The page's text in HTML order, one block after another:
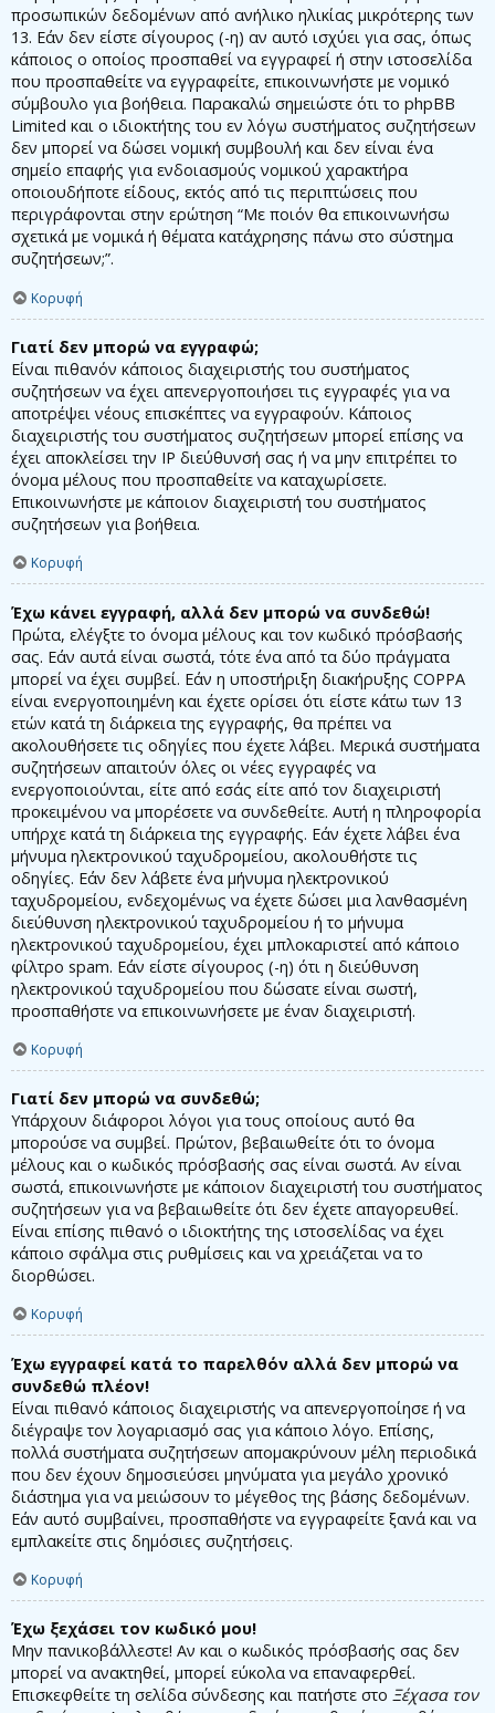
προσωπικών δεδομένων από ανήλικο ηλικίας μικρότερης των
13. Εάν δεν είστε σίγουρος (-η) αν αυτό ισχύει για σας, όπως
κάποιος ο οποίος προσπαθεί να εγγραφεί ή στην ιστοσελίδα
που προσπαθείτε να εγγραφείτε, επικοινωνήστε με νομικό
σύμβουλο για βοήθεια. Παρακαλώ σημειώστε ότι το phpBB
Limited και ο ιδιοκτήτης του εν λόγω συστήματος συζητήσεων
δεν μπορεί να δώσει νομική συμβουλή και δεν είναι ένα
σημείο επαφής για ενδοιασμούς νομικού χαρακτήρα
οποιουδήποτε είδους, εκτός από τις περιπτώσεις που
περιγράφονται στην ερώτηση “Με ποιόν θα επικοινωνήσω
σχετικά με νομικά ή θέματα κατάχρησης πάνω στο σύστημα
συζητήσεων;”.
Κορυφή
Γιατί δεν μπορώ να εγγραφώ;
Είναι πιθανόν κάποιος διαχειριστής του συστήματος
συζητήσεων να έχει απενεργοποιήσει τις εγγραφές για να
αποτρέψει νέους επισκέπτες να εγγραφούν. Κάποιος
διαχειριστής του συστήματος συζητήσεων μπορεί επίσης να
έχει αποκλείσει την IP διεύθυνσή σας ή να μην επιτρέπει το
όνομα μέλους που προσπαθείτε να καταχωρίσετε.
Επικοινωνήστε με κάποιον διαχειριστή του συστήματος
συζητήσεων για βοήθεια.
Κορυφή
Έχω κάνει εγγραφή, αλλά δεν μπορώ να συνδεθώ!
Πρώτα, ελέγξτε το όνομα μέλους και τον κωδικό πρόσβασής
σας. Εάν αυτά είναι σωστά, τότε ένα από τα δύο πράγματα
μπορεί να έχει συμβεί. Εάν η υποστήριξη διακήρυξης COPPA
είναι ενεργοποιημένη και έχετε ορίσει ότι είστε κάτω των 13
ετών κατά τη διάρκεια της εγγραφής, θα πρέπει να
ακολουθήσετε τις οδηγίες που έχετε λάβει. Μερικά συστήματα
συζητήσεων απαιτούν όλες οι νέες εγγραφές να
ενεργοποιούνται, είτε από εσάς είτε από τον διαχειριστή
προκειμένου να μπορέσετε να συνδεθείτε. Αυτή η πληροφορία
υπήρχε κατά τη διάρκεια της εγγραφής. Εάν έχετε λάβει ένα
μήνυμα ηλεκτρονικού ταχυδρομείου, ακολουθήστε τις
οδηγίες. Εάν δεν λάβετε ένα μήνυμα ηλεκτρονικού
ταχυδρομείου, ενδεχομένως να έχετε δώσει μια λανθασμένη
διεύθυνση ηλεκτρονικού ταχυδρομείου ή το μήνυμα
ηλεκτρονικού ταχυδρομείου, έχει μπλοκαριστεί από κάποιο
φίλτρο spam. Εάν είστε σίγουρος (-η) ότι η διεύθυνση
ηλεκτρονικού ταχυδρομείου που δώσατε είναι σωστή,
προσπαθήστε να επικοινωνήσετε με έναν διαχειριστή.
Κορυφή
Γιατί δεν μπορώ να συνδεθώ;
Υπάρχουν διάφοροι λόγοι για τους οποίους αυτό θα
μπορούσε να συμβεί. Πρώτον, βεβαιωθείτε ότι το όνομα
μέλους και ο κωδικός πρόσβασής σας είναι σωστά. Αν είναι
σωστά, επικοινωνήστε με κάποιον διαχειριστή του συστήματος
συζητήσεων για να βεβαιωθείτε ότι δεν έχετε απαγορευθεί.
Είναι επίσης πιθανό ο ιδιοκτήτης της ιστοσελίδας να έχει
κάποιο σφάλμα στις ρυθμίσεις και να χρειάζεται να το
διορθώσει.
Κορυφή
Έχω εγγραφεί κατά το παρελθόν αλλά δεν μπορώ να
συνδεθώ πλέον!
Είναι πιθανό κάποιος διαχειριστής να απενεργοποίησε ή να
διέγραψε τον λογαριασμό σας για κάποιο λόγο. Επίσης,
πολλά συστήματα συζητήσεων απομακρύνουν μέλη περιοδικά
που δεν έχουν δημοσιεύσει μηνύματα για μεγάλο χρονικό
διάστημα για να μειώσουν το μέγεθος της βάσης δεδομένων.
Εάν αυτό συμβαίνει, προσπαθήστε να εγγραφείτε ξανά και να
εμπλακείτε στις δημόσιες συζητήσεις.
Κορυφή
Έχω ξεχάσει τον κωδικό μου!
Μην πανικοβάλλεστε! Αν και ο κωδικός πρόσβασής σας δεν
μπορεί να ανακτηθεί, μπορεί εύκολα να επαναφερθεί.
Επισκεφθείτε τη σελίδα σύνδεσης και πατήστε στο Ξέχασα τον